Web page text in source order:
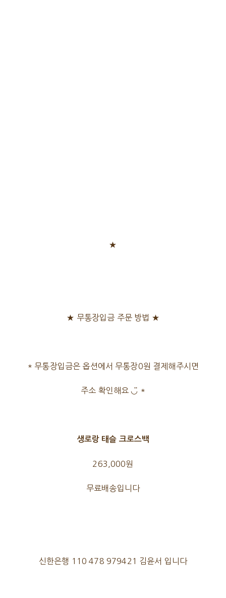
★
★ 무통장입금 주문 방법 ★
* 무통장입금은 옵션에서 무통장0원 결제해주시면
주소 확인해요 ◡̈ *
생로랑 태슬 크로스백
263,000원
무료배송입니다
신한은행 110 478 979421 김윤서 입니다